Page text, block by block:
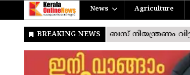
News Agriculture